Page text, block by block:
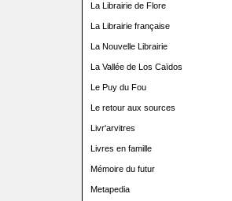
La Librairie de Flore
La Librairie française
La Nouvelle Librairie
La Vallée de Los Caïdos
Le Puy du Fou
Le retour aux sources
Livr'arvitres
Livres en famille
Mémoire du futur
Metapedia